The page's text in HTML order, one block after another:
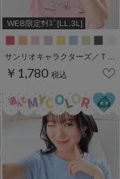
WEB限定ｻｲｽﾞ[LL,3L]
￥1,780 税込